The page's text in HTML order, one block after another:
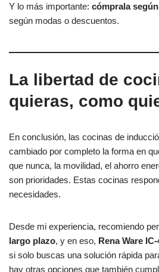
Y lo más importante: cómprala
según modas o descuentos.
La libertad de
quieras, como
En conclusión, las cocinas de
cambiado por completo la forma en
que nunca, la movilidad, el ahorro
son prioridades. Estas cocinas
necesidades.
Desde mi experiencia, recomiendo
largo plazo, y en eso, Rena Ware IC-
si solo buscas una solución rápida
hay otras opciones que también